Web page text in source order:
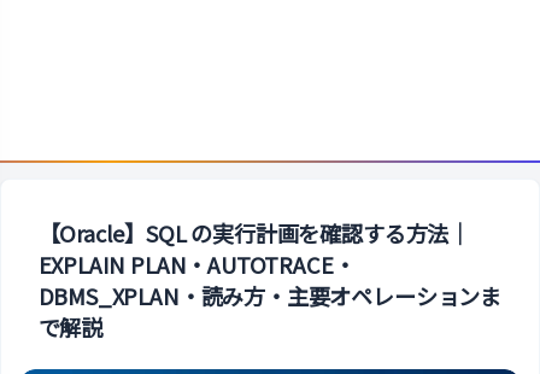
【Oracle】SQL の実行計画を確認する方法｜
EXPLAIN PLAN・AUTOTRACE・
DBMS_XPLAN・読み方・主要オペレーションま
で解説